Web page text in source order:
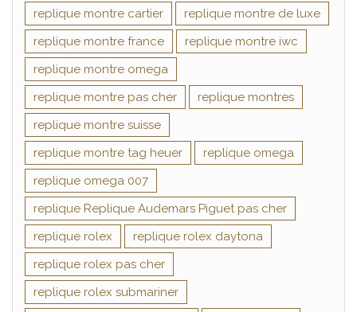
replique montre cartier
replique montre de luxe
replique montre france
replique montre iwc
replique montre omega
replique montre pas cher
replique montres
replique montre suisse
replique montre tag heuer
replique omega
replique omega 007
replique Replique Audemars Piguet pas cher
replique rolex
replique rolex daytona
replique rolex pas cher
replique rolex submariner